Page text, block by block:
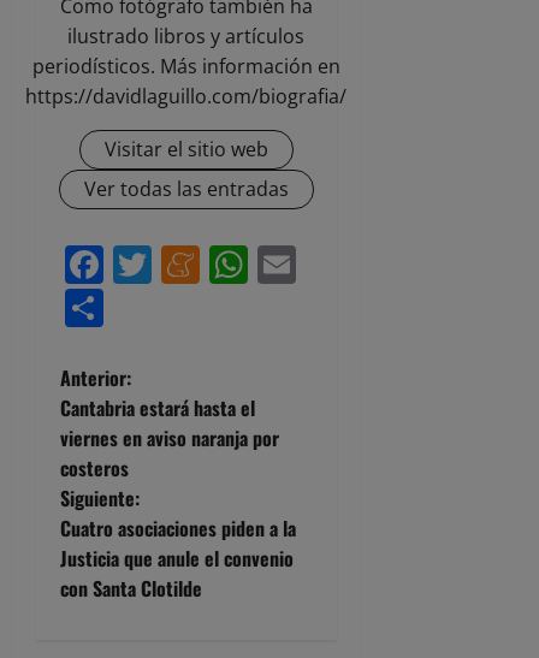
Como fotógrafo también ha
ilustrado libros y artículos
periodísticos. Más información en
https://davidlaguillo.com/biografia/
Visitar el sitio web
Ver todas las entradas
Facebook
Twitter
Meneame
WhatsApp
N
a
v
e
g
Anterior:
Cantabria estará hasta el
viernes en aviso naranja por
costeros
Siguiente:
Cuatro asociaciones piden a la
Justicia que anule el convenio
con Santa Clotilde